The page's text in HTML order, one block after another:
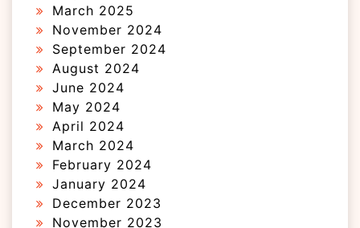
March 2025
November 2024
September 2024
August 2024
June 2024
May 2024
April 2024
March 2024
February 2024
January 2024
December 2023
November 2023